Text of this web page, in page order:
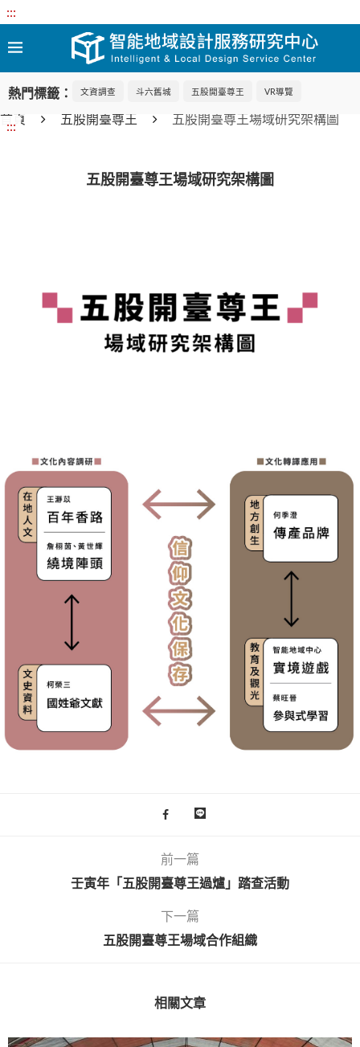
:::
熱門標籤： 文資調查 斗六舊城 五股開臺尊王 VR導覽
:::
首頁 五股開臺尊王 五股開臺尊王場域研究架構圖
五股開臺尊王場域研究架構圖
前一篇
壬寅年「五股開臺尊王過爐」踏查活動
下一篇
五股開臺尊王場域合作組織
相關文章